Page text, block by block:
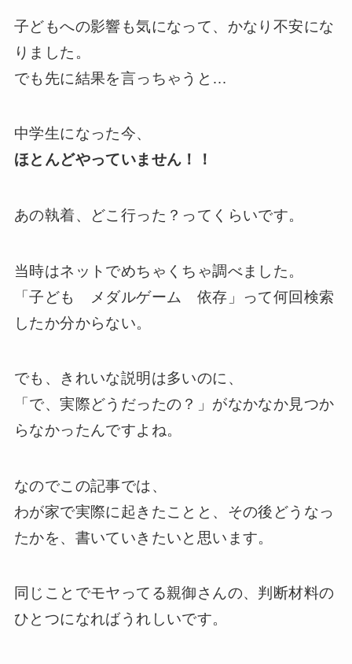
子どもへの影響も気になって、かなり不安にな
りました。
でも先に結果を言っちゃうと…
中学生になった今、
ほとんどやっていません！！
あの執着、どこ行った？ってくらいです。
当時はネットでめちゃくちゃ調べました。
「子ども メダルゲーム 依存」って何回検索
したか分からない。
でも、きれいな説明は多いのに、
「で、実際どうだったの？」がなかなか見つか
らなかったんですよね。
なのでこの記事では、
わが家で実際に起きたことと、その後どうなっ
たかを、書いていきたいと思います。
同じことでモヤってる親御さんの、判断材料の
ひとつになればうれしいです。